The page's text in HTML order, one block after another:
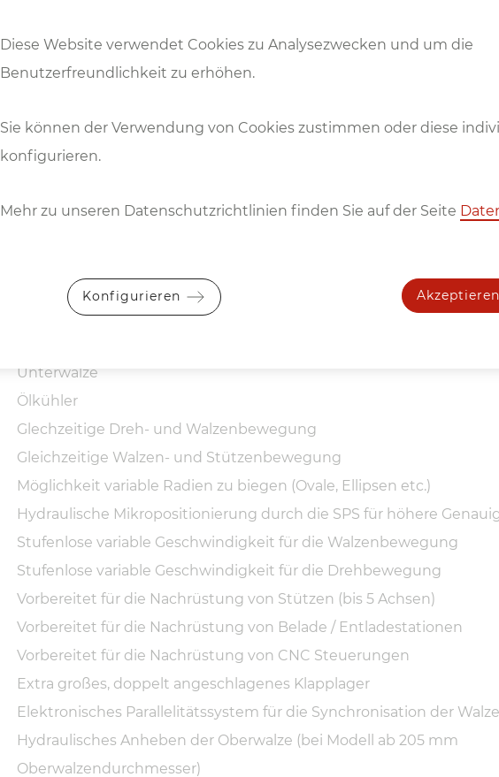
Be­schrei­bung
Gehärtete und polierte Walzen
Numerische Steuerung Siemens PGS-Classic mit Touchscreen
Unterwalze
Ölkühler
Glechzeitige Dreh- und Walzenbewegung
Gleichzeitige Walzen- und Stützenbewegung
Möglichkeit variable Radien zu biegen (Ovale, Ellipsen etc.)
Hydraulische Mikropositionierung durch die SPS für höhere
Stufenlose variable Geschwindigkeit für die Walzenbewegung
Stufenlose variable Geschwindigkeit für die Drehbewegung
Vorbereitet für die Nachrüstung von Stützen (bis 5 Achsen)
Vorbereitet für die Nachrüstung von Belade / Entladestationen
Vorbereitet für die Nachrüstung von CNC Steuerungen
Extra großes, doppelt angeschlagenes Klapplager
Elektronisches Parallelitätssystem für die Synchronisation der
Hydraulisches Anheben der Oberwalze (bei Modell ab 205 mm
Oberwalzendurchmesser)
Diese Website verwendet Cookies zu Analysezwecken und um die
Benutzerfreundlichkeit zu erhöhen.
Sie können der Verwendung von Cookies zustimmen oder diese
konfigurieren.
Mehr zu unseren Datenschutzrichtlinien finden Sie auf der Seite
Konfigurieren Akzeptieren